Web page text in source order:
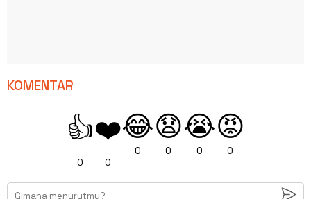
KOMENTAR
👍
0
❤️
0
😂
0
😧
0
😭
0
😡
0